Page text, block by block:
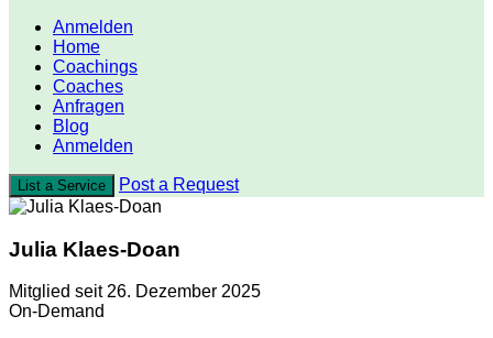
Anmelden
Home
Coachings
Coaches
Anfragen
Blog
Anmelden
List a Service Post a Request
Julia Klaes-Doan
Mitglied seit 26. Dezember 2025
On-Demand